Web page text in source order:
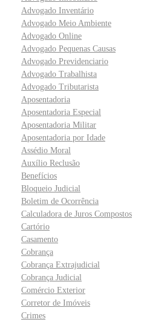
Advogado Inventário
Advogado Meio Ambiente
Advogado Online
Advogado Pequenas Causas
Advogado Previdenciario
Advogado Trabalhista
Advogado Tributarista
Aposentadoria
Aposentadoria Especial
Aposentadoria Militar
Aposentadoria por Idade
Assédio Moral
Auxílio Reclusão
Benefícios
Bloqueio Judicial
Boletim de Ocorrência
Calculadora de Juros Compostos
Cartório
Casamento
Cobrança
Cobrança Extrajudicial
Cobrança Judicial
Comércio Exterior
Corretor de Imóveis
Crimes